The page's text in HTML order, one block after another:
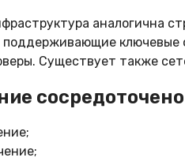
аналогична
ключевые
Существует также